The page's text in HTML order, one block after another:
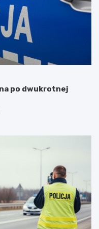
po dwukrotnej